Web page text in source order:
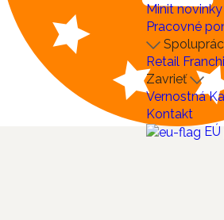
Minit novinky
Pracovné
Retail
Zavrieť
Vernostná
Kontakt